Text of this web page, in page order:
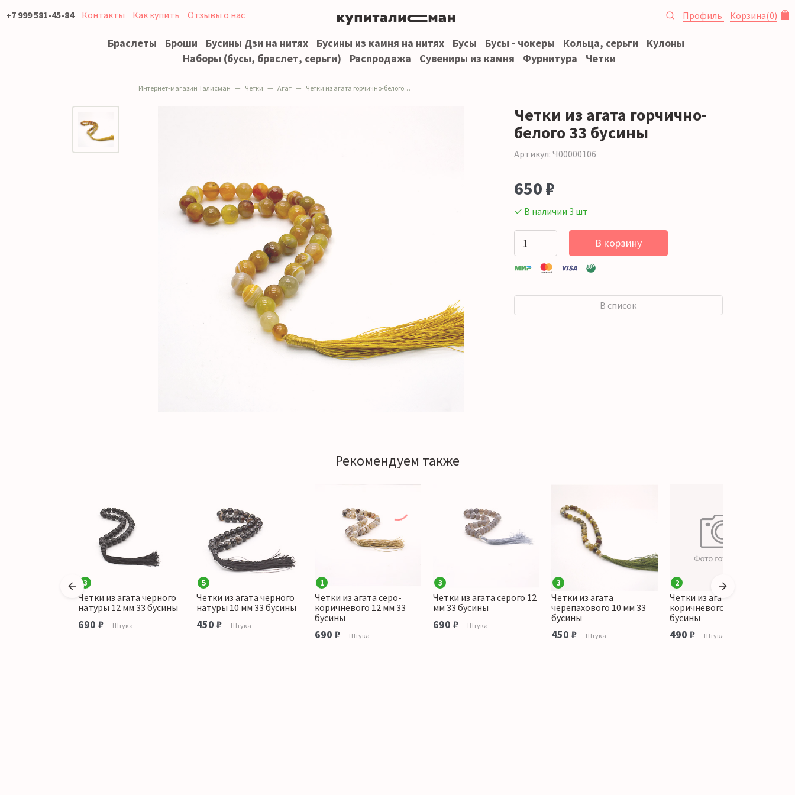
+7 999 581-45-84 Контакты Как купить Отзывы о нас Профиль Корзина(0)
Браслеты Броши Бусины Дзи на нитях Бусины из камня на нитях Бусы Бусы - чокеры Кольца, серьги
Кулоны
Наборы (бусы, браслет, серьги)
Распродажа Сувениры из камня Фурнитура Четки
Интернет-магазин Талисман Четки Агат Четки из агата горчично-белого 33 бусины
Четки из агата горчично-
белого 33 бусины
Артикул: Ч00000106
650 ₽
✓ В наличии 3 шт
В корзину
В список
Рекомендуем также
3
Четки из агата черного
натуры 12 мм 33 бусины
690 ₽ Штука
5
Четки из агата черного
натуры 10 мм 33 бусины
450 ₽ Штука
1
Четки из агата серо-
коричневого 12 мм 33
бусины
690 ₽ Штука
3
Четки из агата серого 12
мм 33 бусины
690 ₽ Штука
3
Четки из агата
черепахового 10 мм 33
бусины
450 ₽ Штука
2
Четки из агата серо-
коричневого 10 мм 33
бусины
490 ₽ Штука